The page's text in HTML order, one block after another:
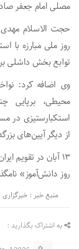
مصلی امام جعفر
حجت الاسلام مهدی
توابع بخش داشلی
وی اضافه کرد:
محیطی، برپایی
استکبارستیزی در
از دیگر آیین‌های بزرگداشت یوم الله
13 آبان در تقویم
روز دانش‌آموز»
منبع خبر : خبرگزاری
به اشتراک بگذارید :